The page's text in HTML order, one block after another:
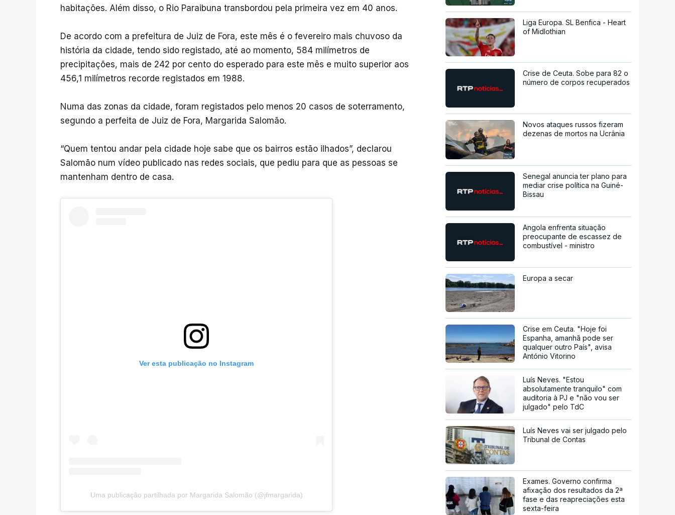
habitações. Além disso, o Rio Paraibuna transbordou pela primeira vez em 40 anos.
De acordo com a prefeitura de Juiz de Fora, este mês é o fevereiro mais chuvoso da
história da cidade, tendo sido registado, até ao momento, 584 milímetros de
precipitações, mais de 242 por cento do esperado para este mês e muito superior aos
456,1 milímetros recorde registados em 1988.
Numa das zonas da cidade, foram registados pelo menos 20 casos de soterramento,
segundo a perfeita de Juiz de Fora, Margarida Salomão.
“Quem tentou andar pela cidade hoje sabe que os bairros estão ilhados”, declarou
Salomão num vídeo publicado nas redes sociais, que pediu para que as pessoas se
mantenham dentro de casa.
Ver esta publicação no Instagram
Uma publicação partilhada por Margarida Salomão (@jfmargarida)
Liga Europa. SL Benfica - Heart
of Midlothian
Crise de Ceuta. Sobe para 82 o
número de corpos recuperados
Novos ataques russos fizeram
dezenas de mortos na Ucrânia
Senegal anuncia ter plano para
mediar crise política na Guiné-
Bissau
Angola enfrenta situação
preocupante de escassez de
combustível - ministro
Europa a secar
Crise em Ceuta. "Hoje foi
Espanha, amanhã pode ser
qualquer outro País", avisa
António Vitorino
Luís Neves. "Estou
absolutamente tranquilo" com
auditoria à PJ e "não vou ser
julgado" pelo TdC
Luís Neves vai ser julgado pelo
Tribunal de Contas
Exames. Governo confirma
afixação dos resultados da 2ª
fase e das reapreciações esta
sexta-feira